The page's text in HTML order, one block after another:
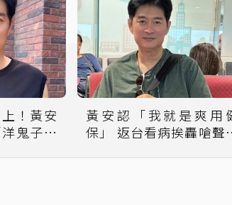
！黃安
鬼子假
黃安認「我就是爽用
保」 返台看病挨轟嗆聲